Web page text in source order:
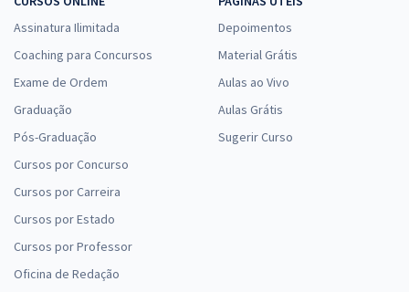
Assinatura Ilimitada
Coaching para Concursos
Exame de Ordem
Graduação
Pós-Graduação
Cursos por Concurso
Cursos por Carreira
Cursos por Estado
Cursos por Professor
Oficina de Redação
Depoimentos
Material Grátis
Aulas ao Vivo
Aulas Grátis
Sugerir Curso